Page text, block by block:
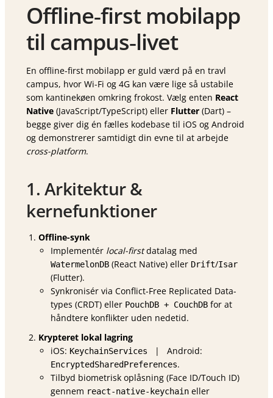
Offline‑first mobilapp
til campus‑livet
En offline-first mobilapp er guld værd på en travl
campus, hvor Wi-Fi og 4G kan være lige så ustabile
som kantinekøen omkring frokost. Vælg enten React
Native (JavaScript/TypeScript) eller Flutter (Dart) –
begge giver dig én fælles kodebase til iOS og Android
og demonstrerer samtidigt din evne til at arbejde
cross-platform.
1. Arkitektur &
kernefunktioner
Offline-synk
Implementér local-firstdatalag med
WatermelonDB (React Native) eller Drift/Isar
(Flutter).
Synkronisér via Conflict-Free Replicated Data-
types (CRDT) eller PouchDB + CouchDB for at
håndtere konflikter uden nedetid.
Krypteret lokal lagring
iOS: KeychainServices | Android:
EncryptedSharedPreferences.
Tilbyd biometrisk oplåsning (Face ID/Touch ID)
gennem react-native-keychain eller